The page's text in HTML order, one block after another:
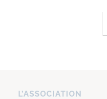
L’ASSOCIATION